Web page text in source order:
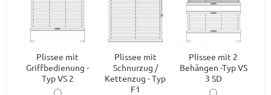
Plissee mit
Griffbedienung -
Typ VS 2
Plissee mit
Schnurzug /
Kettenzug - Typ
F1
Plissee mit 2
Behängen -Typ VS
3 SD